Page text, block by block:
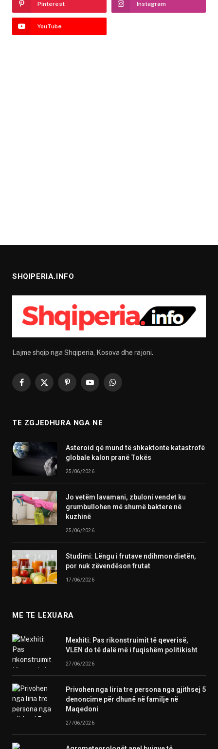
Pinterest Instagram
YouTube
SHQIPERIA.INFO
Lajme shqip nga Shqiperia, Kosova dhe rajoni.
Facebook
X
PinterestYouTubeWhatsApp
TE ZGJEDHURA NGA NE
Asteroid që mund të shkaktonte katastrofë
globale kalon pranë Tokës
25/06/2026
Jo vetëm lavamani, zbuloni vendet ku
grumbullohen më shumë baktere në
kuzhinë
25/06/2026
Studimi: Lëngu i frutave ndihmon dietën,
por nuk zëvendëson frutat
17/06/2026
ME TE LEXUARA
Mexhiti: Pas rikonstruimit të qeverisë,
VLEN do të dalë më i fuqishëm politikisht
27/06/2026
Privohen nga liria tre persona nga gjithsej 5
denoncime për dhunë në familje në
Maqedoni
27/06/2026